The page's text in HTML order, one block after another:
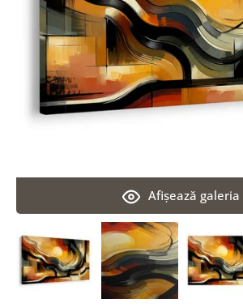
Afişează galeria